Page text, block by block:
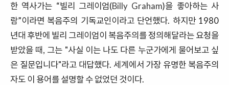
한 역사가는 “빌리 그레이엄(Billy Graham)을 좋아하는 사
람”이라면 복음주의 기독교인이라고 단언했다. 하지만1980
년대 후반에 빌리 그레이엄이 복음주의를정의해달라는요청을
받았을 때, 그는 "사실 이는 나도 다른 누군가에게 물어보고 싶
은 질문입니다"라고 대답했다. 세계에서 가장 유명한 복음주의
자도이 용어를설명할수없었던 것이다.